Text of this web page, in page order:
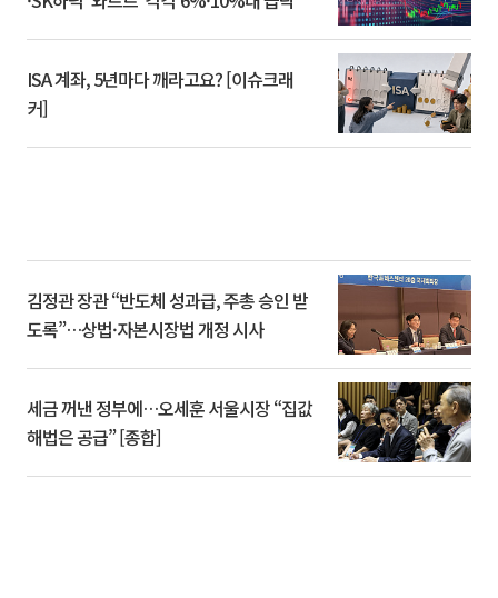
ISA 계좌, 5년마다 깨라고요? [이슈크래
커]
김정관 장관 “반도체 성과급, 주총 승인 받
도록”…상법·자본시장법 개정 시사
세금 꺼낸 정부에…오세훈 서울시장 “집값
해법은 공급” [종합]